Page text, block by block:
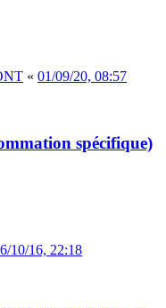
« 01/09/20, 08:57
spécifique)
10/16, 22:18